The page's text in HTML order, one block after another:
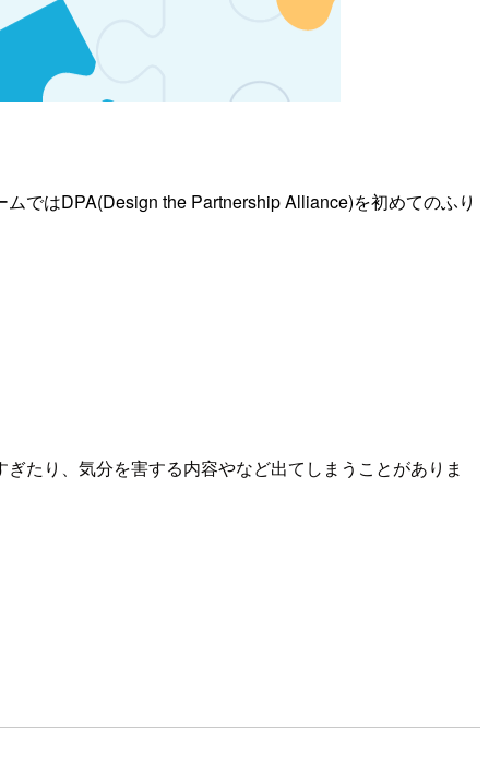
ではDPA(Design the Partnership Alliance)を初めてのふり
たり、気分を害する内容やなど出てしまうことがありま